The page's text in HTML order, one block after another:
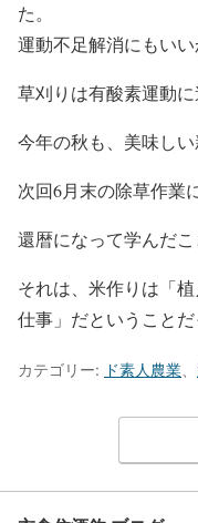
た。
運動不足解消にもい
草刈りは有酸素運動に
今年の秋も、美味し
次回6月末の除草作業
還暦になって学んだこ
それは、米作りは「
仕事」だということだ
カテゴリー: ド素人農業